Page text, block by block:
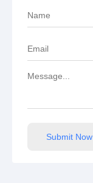
Submit Now